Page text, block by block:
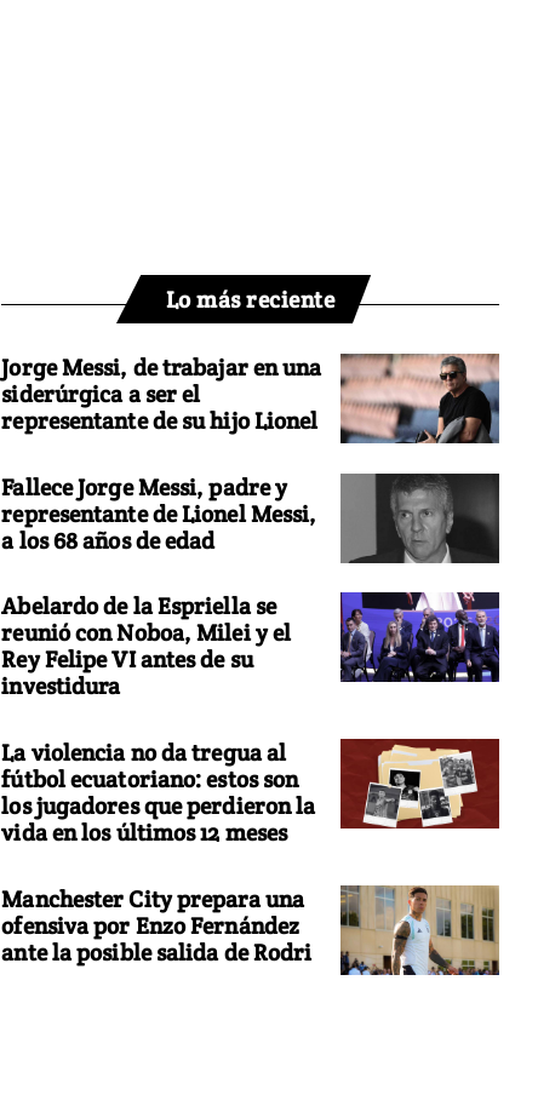
Lo más reciente
Jorge Messi, de trabajar en una
siderúrgica a ser el
representante de su hijo Lionel
Fallece Jorge Messi, padre y
representante de Lionel Messi,
a los 68 años de edad
Abelardo de la Espriella se
reunió con Noboa, Milei y el
Rey Felipe VI antes de su
investidura
La violencia no da tregua al
fútbol ecuatoriano: estos son
los jugadores que perdieron la
vida en los últimos 12 meses
Manchester City prepara una
ofensiva por Enzo Fernández
ante la posible salida de Rodri